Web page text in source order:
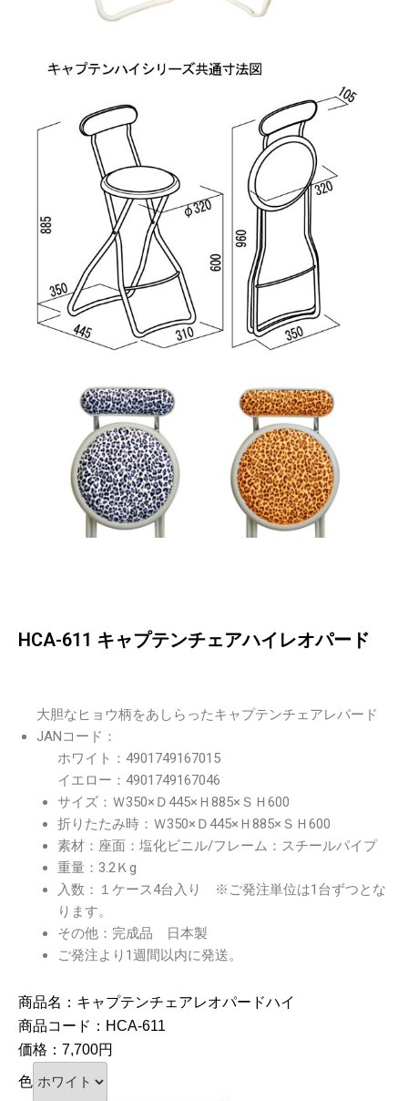
HCA-611 キャプテンチェアハイレオパード
大胆なヒョウ柄をあしらったキャプテンチェアレパード
JANコード：
ホワイト：4901749167015
イエロー：4901749167046
サイズ：Ｗ350×Ｄ445×Ｈ885×ＳＨ600
折りたたみ時：Ｗ350×Ｄ445×Ｈ885×ＳＨ600
素材：座面：塩化ビニル/フレーム：スチールパイプ
重量：3.2Ｋg
入数：１ケース4台入り ※ご発注単位は1台ずつとな
ります。
その他：完成品 日本製
ご発注より1週間以内に発送。
商品名：キャプテンチェアレオパードハイ
商品コード：HCA-611
価格：7,700円
色